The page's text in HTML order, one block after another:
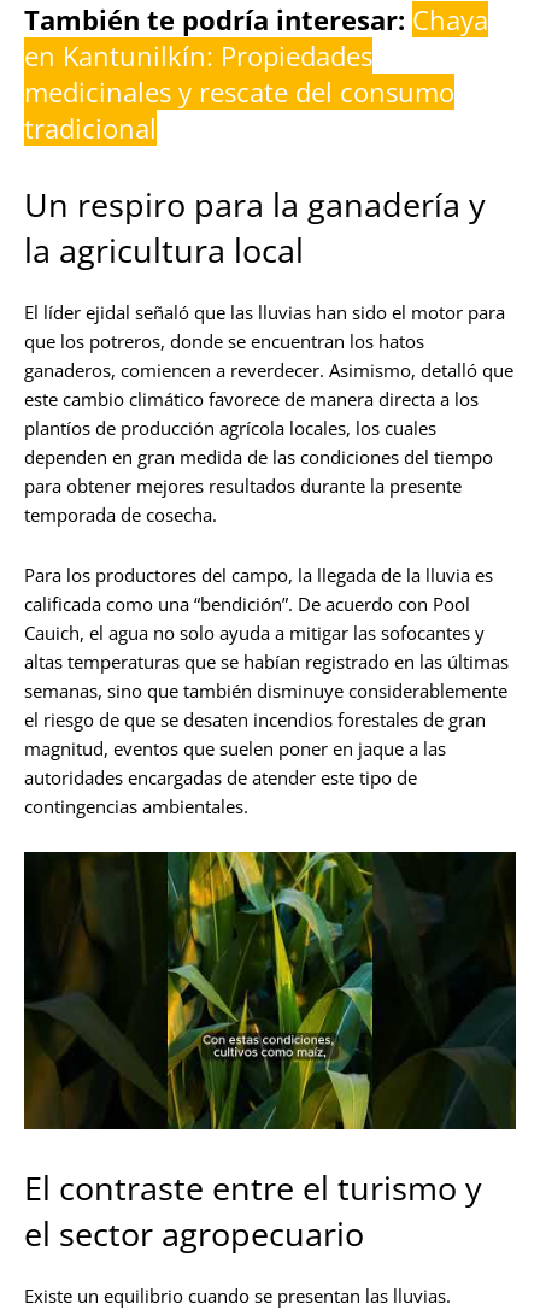
También te podría interesar: Chaya
en Kantunilkín: Propiedades
medicinales y rescate del consumo
tradicional
Un respiro para la ganadería y
la agricultura local
El líder ejidal señaló que las lluvias han sido el motor para
que los potreros, donde se encuentran los hatos
ganaderos, comiencen a reverdecer. Asimismo, detalló que
este cambio climático favorece de manera directa a los
plantíos de producción agrícola locales, los cuales
dependen en gran medida de las condiciones del tiempo
para obtener mejores resultados durante la presente
temporada de cosecha.
Para los productores del campo, la llegada de la lluvia es
calificada como una “bendición”. De acuerdo con Pool
Cauich, el agua no solo ayuda a mitigar las sofocantes y
altas temperaturas que se habían registrado en las últimas
semanas, sino que también disminuye considerablemente
el riesgo de que se desaten incendios forestales de gran
magnitud, eventos que suelen poner en jaque a las
autoridades encargadas de atender este tipo de
contingencias ambientales.
El contraste entre el turismo y
el sector agropecuario
Existe un equilibrio cuando se presentan las lluvias.